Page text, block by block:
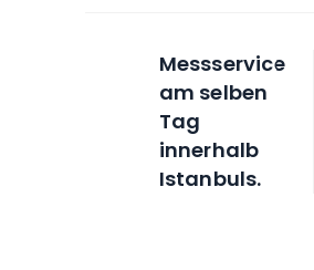
Messservice
am selben
Tag
innerhalb
Istanbuls.